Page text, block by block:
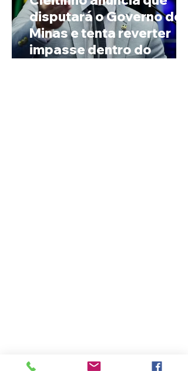
disputará o Governo de
Minas e tenta reverter
impasse dentro do